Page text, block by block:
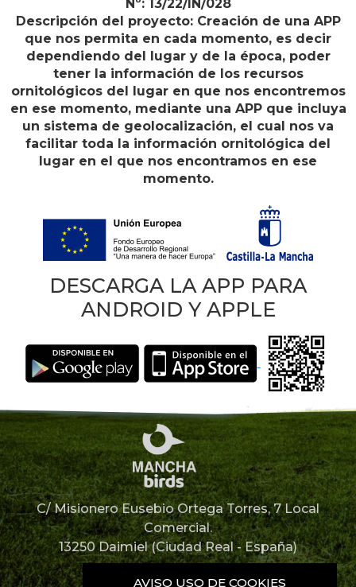
Nº: 13/22/IN/028
Descripción del proyecto: Creación de una APP
que nos permita en cada momento, es decir
dependiendo del lugar y de la época, poder
tener la información de los recursos
ornitológicos del lugar en que nos encontremos
en ese momento, mediante una APP que incluya
un sistema de geolocalización, el cual nos va
facilitar toda la información ornitológica del
lugar en el que nos encontramos en ese
momento.
DESCARGA LA APP PARA
ANDROID Y APPLE
C/ Misionero Eusebio Ortega Torres, 7 Local
Comercial.
13250 Daimiel (Ciudad Real - España)
AVISO USO DE COOKIES